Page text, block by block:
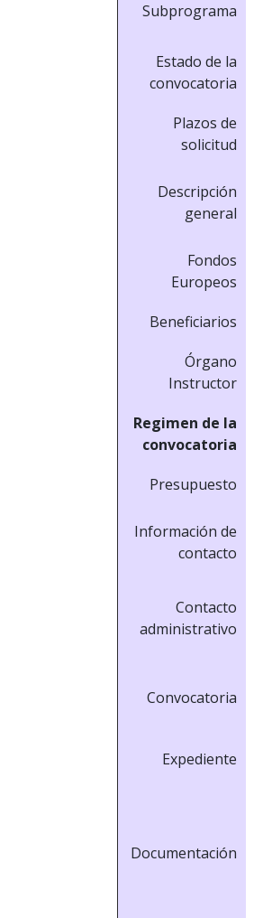
Subprograma
Estado de la
convocatoria
Plazos de
solicitud
Descripción
general
Fondos
Europeos
Beneficiarios
Órgano
Instructor
Regimen de la
convocatoria
Presupuesto
Información de
contacto
Contacto
administrativo
Convocatoria
Expediente
Documentación